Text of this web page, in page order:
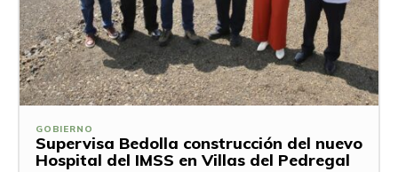
GOBIERNO
Supervisa Bedolla construcción del nuevo
Hospital del IMSS en Villas del Pedregal